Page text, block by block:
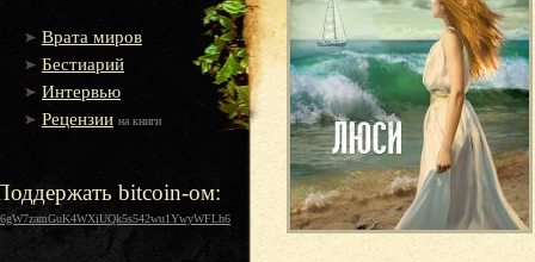
Врата миров
Бестиарий
Интервью
Рецензии на книги
bitcoin-ом: